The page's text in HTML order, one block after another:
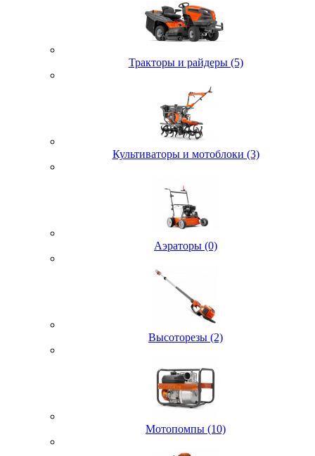
Тракторы и райдеры (5)
Культиваторы и мотоблоки (3)
Аэраторы (0)
Высоторезы (2)
Мотопомпы (10)